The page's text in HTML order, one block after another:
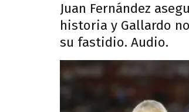
Juan Fernández
historia y Gallardo
su fastidio. Audio.